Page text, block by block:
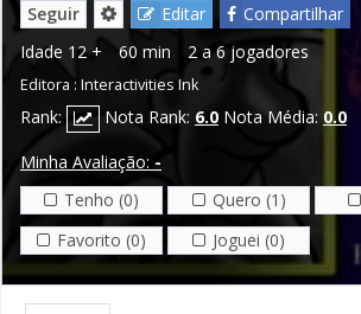
Seguir Editar
Compartilhar
Idade 12 + 60 min 2 a 6 jogadores
Editora : Interactivities Ink
Rank: Nota Rank: 6.0 Nota Média: 0.0
Minha Avaliação: -
Tenho (0)
Quero (1)
Favorito (0)
Joguei (0)